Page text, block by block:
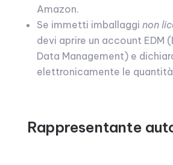
Amazon.
Se immetti imballaggi non
devi aprire un account EDM
Data Management) e
elettronicamente le
Rappresentante